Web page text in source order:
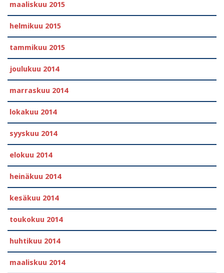
maaliskuu 2015
helmikuu 2015
tammikuu 2015
joulukuu 2014
marraskuu 2014
lokakuu 2014
syyskuu 2014
elokuu 2014
heinäkuu 2014
kesäkuu 2014
toukokuu 2014
huhtikuu 2014
maaliskuu 2014